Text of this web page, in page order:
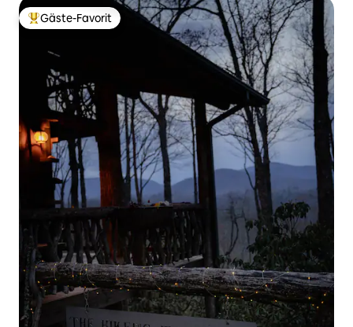
Beliebter Gäste-Favorit.
Gäste-Favorit